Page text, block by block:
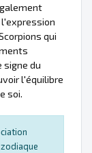
l'expression
qui
signe du
l'équilibre
soi.